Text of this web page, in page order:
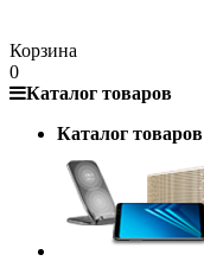
Корзина
0
Каталог товаров
Каталог товаров